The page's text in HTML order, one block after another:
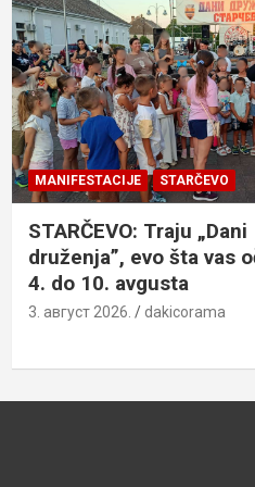
MANIFESTACIJE STARČEVO
STARČEVO: Traju „Dani
druženja”, evo šta vas
4. do 10. avgusta
3. август 2026. dakicorama